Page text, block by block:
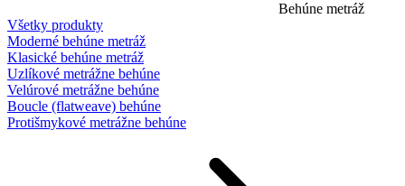
Behúne metráž
Všetky produkty
Moderné behúne metráž
Klasické behúne metráž
Uzlíkové metrážne behúne
Velúrové metrážne behúne
Boucle (flatweave) behúne
Protišmykové metrážne behúne